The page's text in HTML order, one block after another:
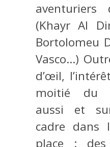
aventuriers
(Khayr Al
Bortolomeu
Vasco…)
d’œil,
moitié du
aussi et
cadre dans
place : des